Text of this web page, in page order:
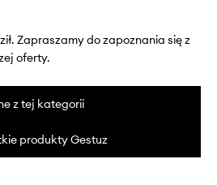
Zapraszamy do zapoznania się z
oferty.
z tej kategorii
produkty Gestuz